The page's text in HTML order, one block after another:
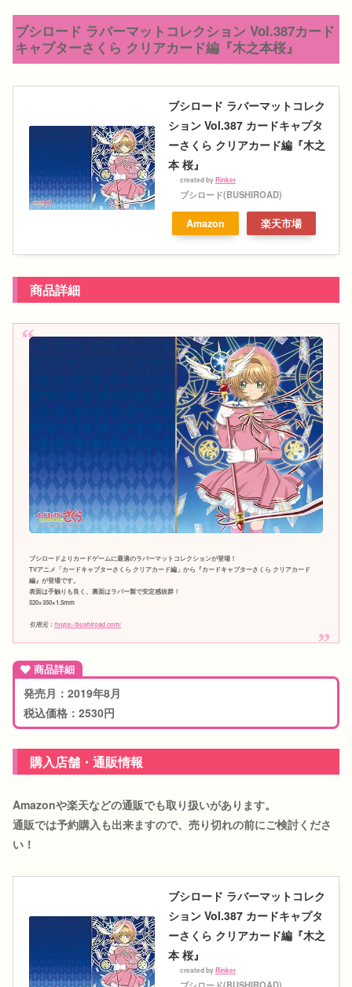
ブシロード ラバーマットコレクション Vol.387カード
キャプターさくら クリアカード編『木之本桜』
ブシロード ラバーマットコレク
ション Vol.387 カードキャプタ
ーさくら クリアカード編『木之
本 桜』
created byRinker
ブシロード(BUSHIROAD)
Amazon 楽天市場
商品詳細
ブシロードよりカードゲームに最適のラバーマットコレクションが登場！
TVアニメ「カードキャプターさくら クリアカード編」から『カードキャプターさくら クリアカード
編』が登場です。
表面は手触りも良く、裏面はラバー製で安定感抜群！
520×350×1.5mm
引用元：https://bushiroad.com/
商品詳細
発売月：2019年8月
税込価格：2530円
購入店舗・通販情報
Amazonや楽天などの通販でも取り扱いがあります。
通販では予約購入も出来ますので、売り切れの前にご検討くださ
い！
ブシロード ラバーマットコレク
ション Vol.387 カードキャプタ
ーさくら クリアカード編『木之
本 桜』
created byRinker